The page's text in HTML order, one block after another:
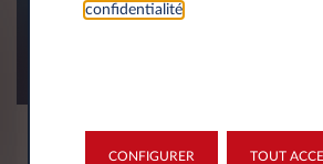
confidentialité.
CONFIGURER TOUT